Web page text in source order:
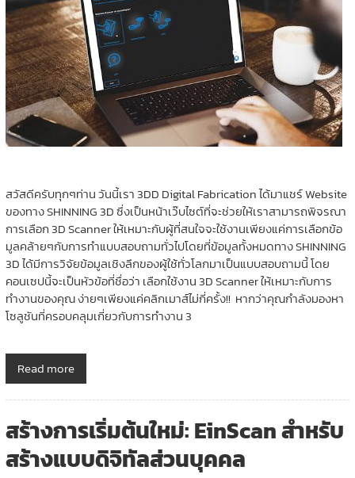
สวัสดีครับทุกๆท่าน วันนี้เรา 3DD Digital Fabrication ได้มาแชร์ Website
ของทาง SHINNING 3D ซึ่งเป็นหน้าเว๊บไซต์ที่จะช่วยให้เราสามารถพิจรณา
การเลือก 3D Scanner ให้เหมาะกับผู้ที่สนใจจะใช้งานเพียงแค่การเลือกข้อ
มูลคล้ายๆกับการทำแบบสอบถามทั่วไปโดยที่ข้อมูลทั้งหมดทาง SHINNING
3D ได้มีการวิจัยข้อมูลเชิงลึกของผู้ใช้ทั่วโลกมาเป็นแบบสอบถามนี้ โดย
คอนเซปนี้จะเป็นหัวข้อที่ชื่อว่า เลือกใช้งาน 3D Scanner ให้เหมาะกับการ
ทำงานของคุณ ง่ายๆเพียงแค่คลิกเมาส์ไม่กี่ครั้ง!! หากว่าคุณกำลังมองหา
โซลูชันที่ครอบคลุมเกี่ยวกับการทำงาน 3
Read more
สร้างการเริ่มต้นใหม่: EinScan สำหรับ
สร้างแบบดิจิทัลส่วนบุคคล